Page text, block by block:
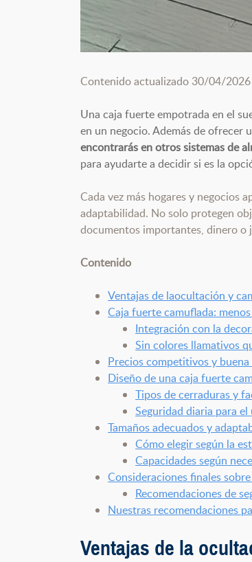
Contenido actualizado 30/04/2026
Una caja fuerte empotrada en el
en un negocio. Además de ofrecer
encontrarás en otros sistemas de
para ayudarte a decidir si es la
Cada vez más hogares y negocios
adaptabilidad. No solo protegen
documentos importantes, dinero o
Contenido
Ventajas de laocultación y
Caja fuerte camuflada:
Integración con la
Sin colores llamativos
Precios competitivos y
Diseño de una caja fuerte
Tipos de cerraduras y
Seguridad diaria para el
Tamaños adecuados y
Cómo elegir según la
Capacidades según
Consideraciones finales
Recomendaciones de
Nuestras recomendaciones
Ventajas de la